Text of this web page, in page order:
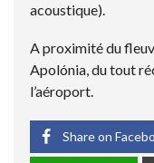
acoustique).
A proximité du
Apolónia, du tout
l’aéroport.
Share on